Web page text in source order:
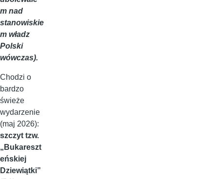
m nad
stanowiskie
m władz
Polski
wówczas).
Chodzi o
bardzo
świeże
wydarzenie
(maj 2026):
szczyt tzw.
„Bukareszt
eńskiej
Dziewiątki”